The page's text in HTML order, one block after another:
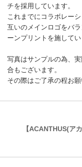
チを採用しています。
これまでにコラボレー
互いのメインロゴをバ
ーンプリントを施してい
写真はサンプルの為、
合もございます。
その際はご了承の程お願
【ACANTHUS(ア